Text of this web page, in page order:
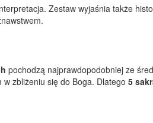
Zestaw wyjaśnia także
pochodzą najprawdopodobniej ze
w zbliżeniu się do Boga. Dlatego 5